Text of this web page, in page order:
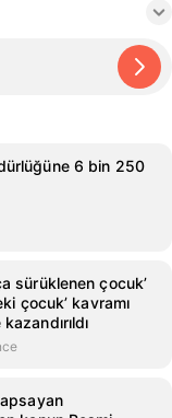
6 bin 250
sürüklenen çocuk’
çocuk’ kavramı